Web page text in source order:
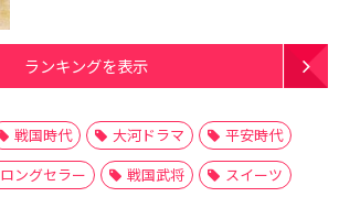
ランキングを表示
戦国時代 大河ドラマ
平安時代
ロングセラー 戦国武将
スイーツ